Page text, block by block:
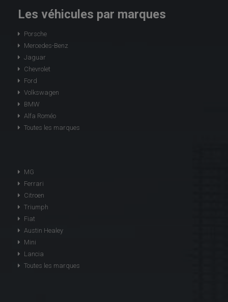
Les véhicules par marques
Porsche
Mercedes-Benz
Jaguar
Chevrolet
Ford
Volkswagen
BMW
Alfa Roméo
Toutes les marques
MG
Ferrari
Citroen
Triumph
Fiat
Austin Healey
Mini
Lancia
Toutes les marques